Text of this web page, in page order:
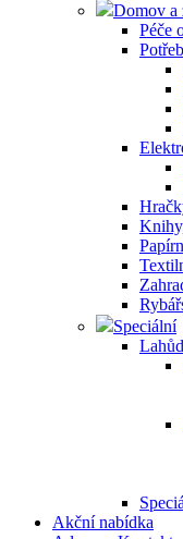
Domov a
Péče
Speciální
Akční nabídka